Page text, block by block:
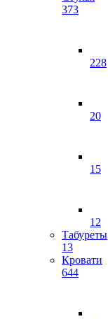
373
228
20
15
12
Табуреты
13
Кровати
644